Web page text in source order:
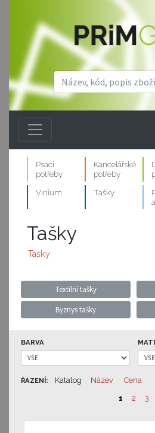
Psací
potřeby
Kancelářské
potřeby
Vinium
Tašky
Tašky
Tašky
Textilní tašky
Byznys tašky
BARVA
ŘAZENÍ: Katalog Název
Cena
1
2 3